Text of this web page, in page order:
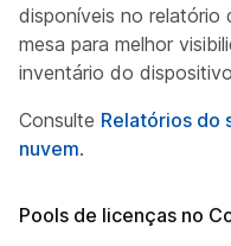
disponíveis no
mesa para melhor
inventário do
Consulte Relatórios do
nuvem.
Pools de licenças no